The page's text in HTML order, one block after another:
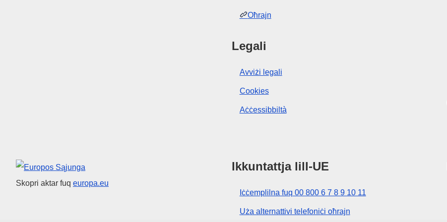
Oħrajn
Legali
Avviżi legali
Cookies
Aċċessibbiltà
Unjoni Ewropea
Skopri aktar fuq europa.eu
Ikkuntattja lill-UE
Iċċemplilna fuq 00 800 6 7 8 9 10 11
Uża alternattivi telefoniċi oħrajn